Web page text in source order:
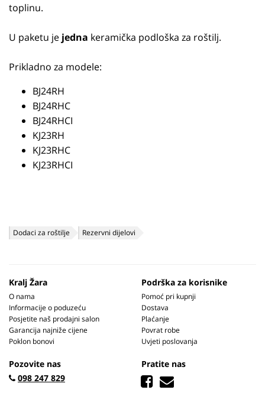
toplinu.
U paketu je jedna keramička podloška za roštilj.
Prikladno za modele:
BJ24RH
BJ24RHC
BJ24RHCI
KJ23RH
KJ23RHC
KJ23RHCI
Dodaci za roštilje Rezervni dijelovi
Kralj Žara
O nama
Informacije o poduzeću
Posjetite naš prodajni salon
Garancija najniže cijene
Poklon bonovi
Podrška za korisnike
Pomoć pri kupnji
Dostava
Plaćanje
Povrat robe
Uvjeti poslovanja
Pozovite nas
098 247 829
Pratite nas